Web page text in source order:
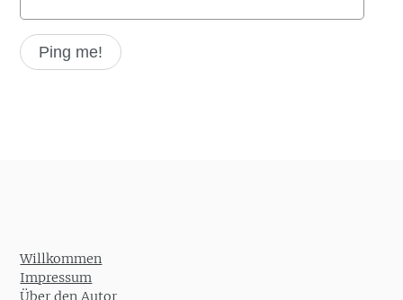
Willkommen
Impressum